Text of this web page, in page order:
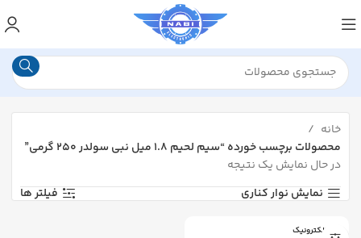
خانه
محصولات برچسب خورده “سیم لحیم ۱.۸ میل نبی سولدر ۲۵۰ گرمی”
در حال نمایش یک نتیجه
نمایش نوار کناری
فیلتر ها
نبی الکترونیک